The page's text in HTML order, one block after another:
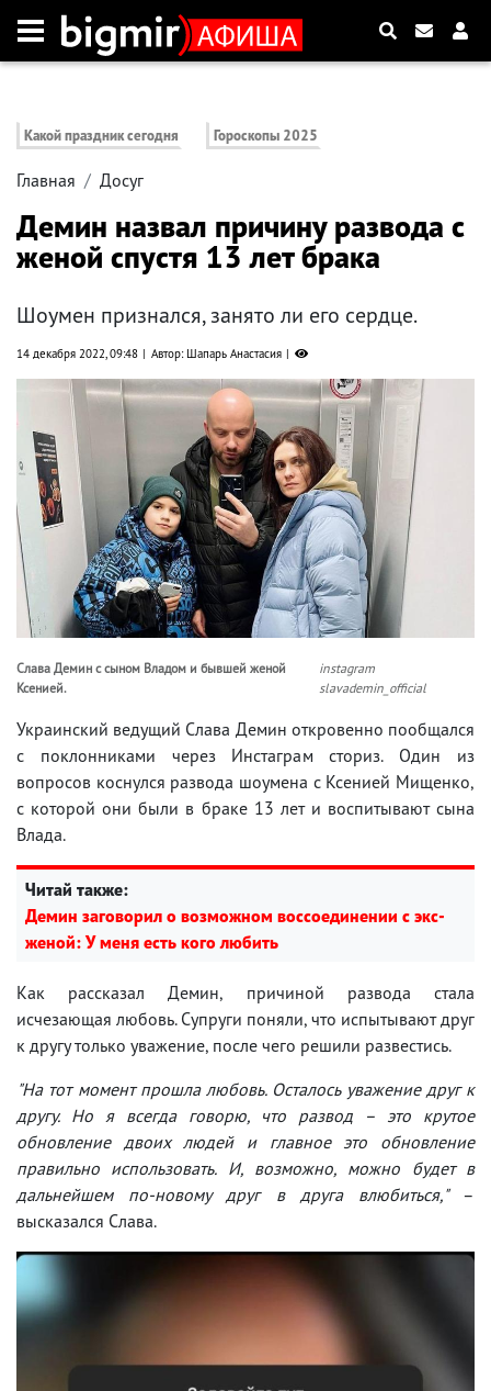
Какой праздник сегодня Гороскопы 2025
Главная Досуг
Демин назвал причину развода с
женой спустя 13 лет брака
Шоумен признался, занято ли его сердце.
14 декабря 2022, 09:48 Автор: Шапарь Анастасия
Слава Демин с сыном Владом и бывшей женой
Ксенией.
instagram
slavademin_official
Украинский ведущий Слава Демин откровенно пообщался
с поклонниками через Инстаграм сториз. Один из
вопросов коснулся развода шоумена с Ксенией Мищенко,
с которой они были в браке 13 лет и воспитывают сына
Влада.
Читай также:
Демин заговорил о возможном воссоединении с экс-
женой: У меня есть кого любить
Как рассказал Демин, причиной развода стала
исчезающая любовь. Супруги поняли, что испытывают друг
к другу только уважение, после чего решили развестись.
"На тот момент прошла любовь. Осталось уважение друг к
другу. Но я всегда говорю, что развод – это крутое
обновление двоих людей и главное это обновление
правильно использовать. И, возможно, можно будет в
дальнейшем по-новому друг в друга влюбиться," –
высказался Слава.